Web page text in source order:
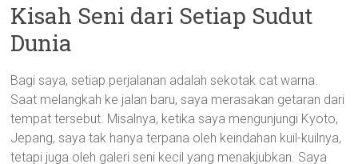
Kisah Seni dari Setiap Sudut
Dunia
Bagi saya, setiap perjalanan adalah sekotak cat warna.
Saat melangkah ke jalan baru, saya merasakan getaran dari
tempat tersebut. Misalnya, ketika saya mengunjungi Kyoto,
Jepang, saya tak hanya terpana oleh keindahan kuil-kuilnya,
tetapi juga oleh galeri seni kecil yang menakjubkan. Saya